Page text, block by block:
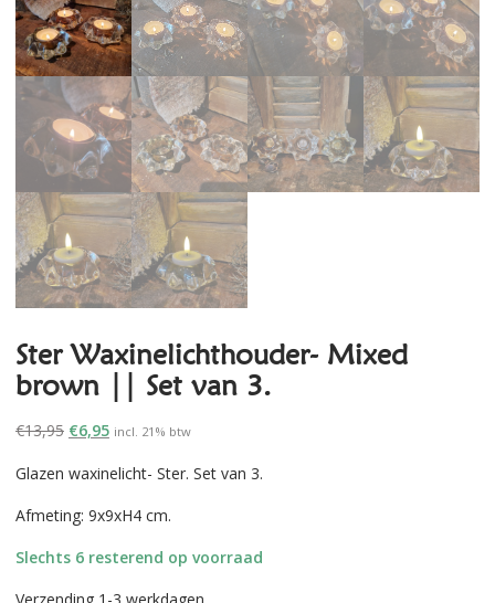
Ster Waxinelichthouder- Mixed
brown || Set van 3.
€13,95 Oorspronkelijke
was:
€6,95Huidige
is:
incl. 21% btw
Glazen waxinelicht- Ster. Set van 3.
Afmeting: 9x9xH4 cm.
Slechts 6 resterend op voorraad
Verzending 1-3 werkdagen